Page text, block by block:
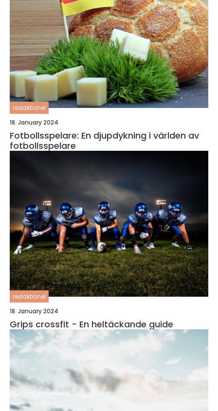
redaktionel
18. January 2024
Fotbollsspelare: En djupdykning i världen av
fotbollsspelare
redaktionel
18. January 2024
Grips crossfit - En heltäckande guide